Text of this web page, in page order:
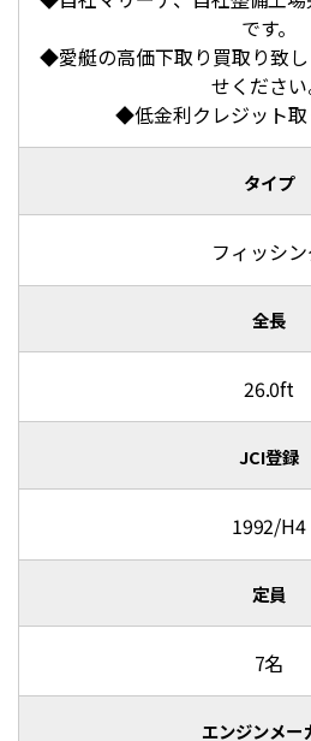
です。
◆愛艇の高価下取り買取り致
せください
◆低金利クレジット取
タイプ
フィッシ
全長
26.0ft
JCI登録
1992/H4
定員
7名
エンジンメー